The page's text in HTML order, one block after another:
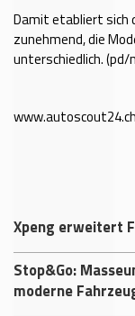
Damit etabliert sich
zunehmend, die
unterschiedlich. (pd/
www.autoscout24.ch
Xpeng erweitert
Stop&Go:
moderne